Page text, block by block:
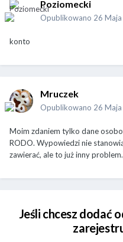
Poziomecki
Opublikowano 26
konto
Mruczek
Opublikowano 26
Moim zdaniem tylko dane
RODO. Wypowiedzi nie
zawierać, ale to już inny
Jeśli chcesz dodać